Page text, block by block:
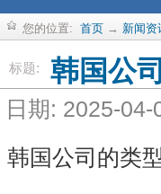
您的位置: 首页 → 新闻资
标题: 韩国公
日期: 2025-04-
韩国公司的类